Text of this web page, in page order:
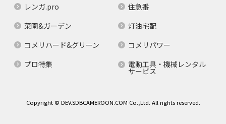
レンガ.pro
住急番
菜園&ガーデン
灯油宅配
コメリハード&グリーン
コメリパワー
プロ特集
電動工具・機械レンタル
サービス
Copyright © DEV.SDBCAMEROON.COM Co.,Ltd. All rights reserved.